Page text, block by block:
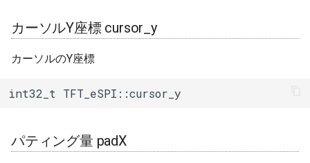
矩形送信 pushRect()
画像送信 pushImage()
画像送信(透過色)
画像送信(PROGMEM+透過
esptool::NotSupportedError
esptool::SpiConnectionAction
fs::FS
カーソルY座標 cursor_y
カーソルのY座標
int32_t TFT_eSPI::cursor_y
パティング量 padX